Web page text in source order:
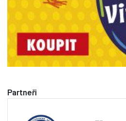
Partneři